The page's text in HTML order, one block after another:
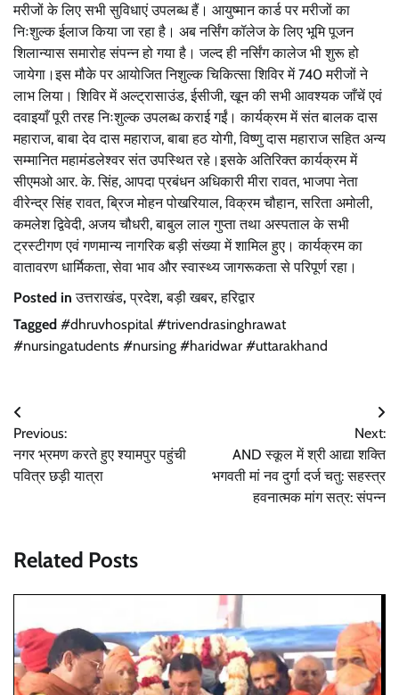
मरीजों के लिए सभी सुविधाएं उपलब्ध हैं। आयुष्मान कार्ड पर मरीजों का
निःशुल्क ईलाज किया जा रहा है। अब नर्सिंग कॉलेज के लिए भूमि पूजन
शिलान्यास समारोह संपन्न हो गया है। जल्द ही नर्सिंग कालेज भी शुरू हो
जायेगा।इस मौके पर आयोजित निशुल्क चिकित्सा शिविर में 740 मरीजों ने
लाभ लिया। शिविर में अल्ट्रासाउंड, ईसीजी, खून की सभी आवश्यक जाँचें एवं
दवाइयाँ पूरी तरह निःशुल्क उपलब्ध कराई गईं। कार्यक्रम में संत बालक दास
महाराज, बाबा देव दास महाराज, बाबा हठ योगी, विष्णु दास महाराज सहित अन्य
सम्मानित महामंडलेश्वर संत उपस्थित रहे।इसके अतिरिक्त कार्यक्रम में
सीएमओ आर. के. सिंह, आपदा प्रबंधन अधिकारी मीरा रावत, भाजपा नेता
वीरेन्द्र सिंह रावत, ब्रिज मोहन पोखरियाल, विक्रम चौहान, सरिता अमोली,
कमलेश द्विवेदी, अजय चौधरी, बाबुल लाल गुप्ता तथा अस्पताल के सभी
ट्रस्टीगण एवं गणमान्य नागरिक बड़ी संख्या में शामिल हुए। कार्यक्रम का
वातावरण धार्मिकता, सेवा भाव और स्वास्थ्य जागरूकता से परिपूर्ण रहा।
Posted inउत्तराखंड,प्रदेश,बड़ी खबर,हरिद्वार
Tagged #dhruvhospital #trivendrasinghrawat
#nursingatudents #nursing #haridwar #uttarakhand
Post
navigation
Previous:
नगर भ्रमण करते हुए श्यामपुर पहुंची
पवित्र छड़ी यात्रा
Next:
AND स्कूल में श्री आद्या शक्ति
भगवती मां नव दुर्गा दर्ज चतु: सहस्त्र
हवनात्मक मांग सत्र: संपन्न
Related Posts